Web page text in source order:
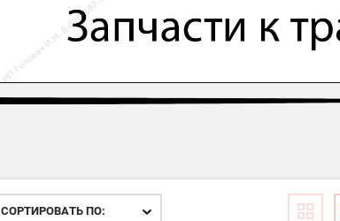
СОРТИРОВАТЬ ПО: